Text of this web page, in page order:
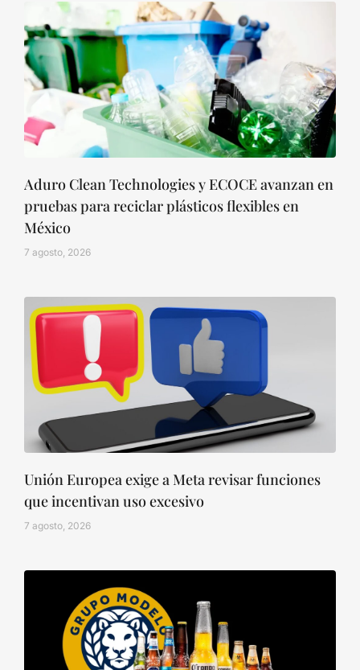
Aduro Clean Technologies y ECOCE avanzan en
pruebas para reciclar plásticos flexibles en
México
7 agosto, 2026
Unión Europea exige a Meta revisar funciones
que incentivan uso excesivo
7 agosto, 2026